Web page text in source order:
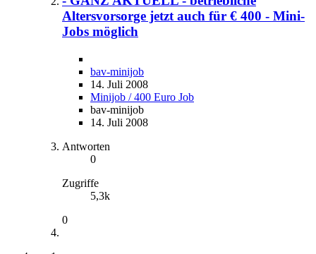
Altersvorsorge jetzt auch für € 400 - Mini-
Jobs möglich
bav-minijob
14. Juli 2008
Minijob / 400 Euro Job
bav-minijob
14. Juli 2008
Antworten
0
Zugriffe
5,3k
0